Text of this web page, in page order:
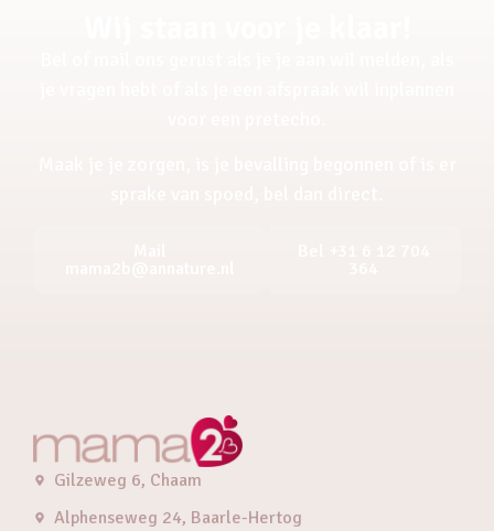
Gilzeweg 6, Chaam
Alphenseweg 24, Baarle-Hertog